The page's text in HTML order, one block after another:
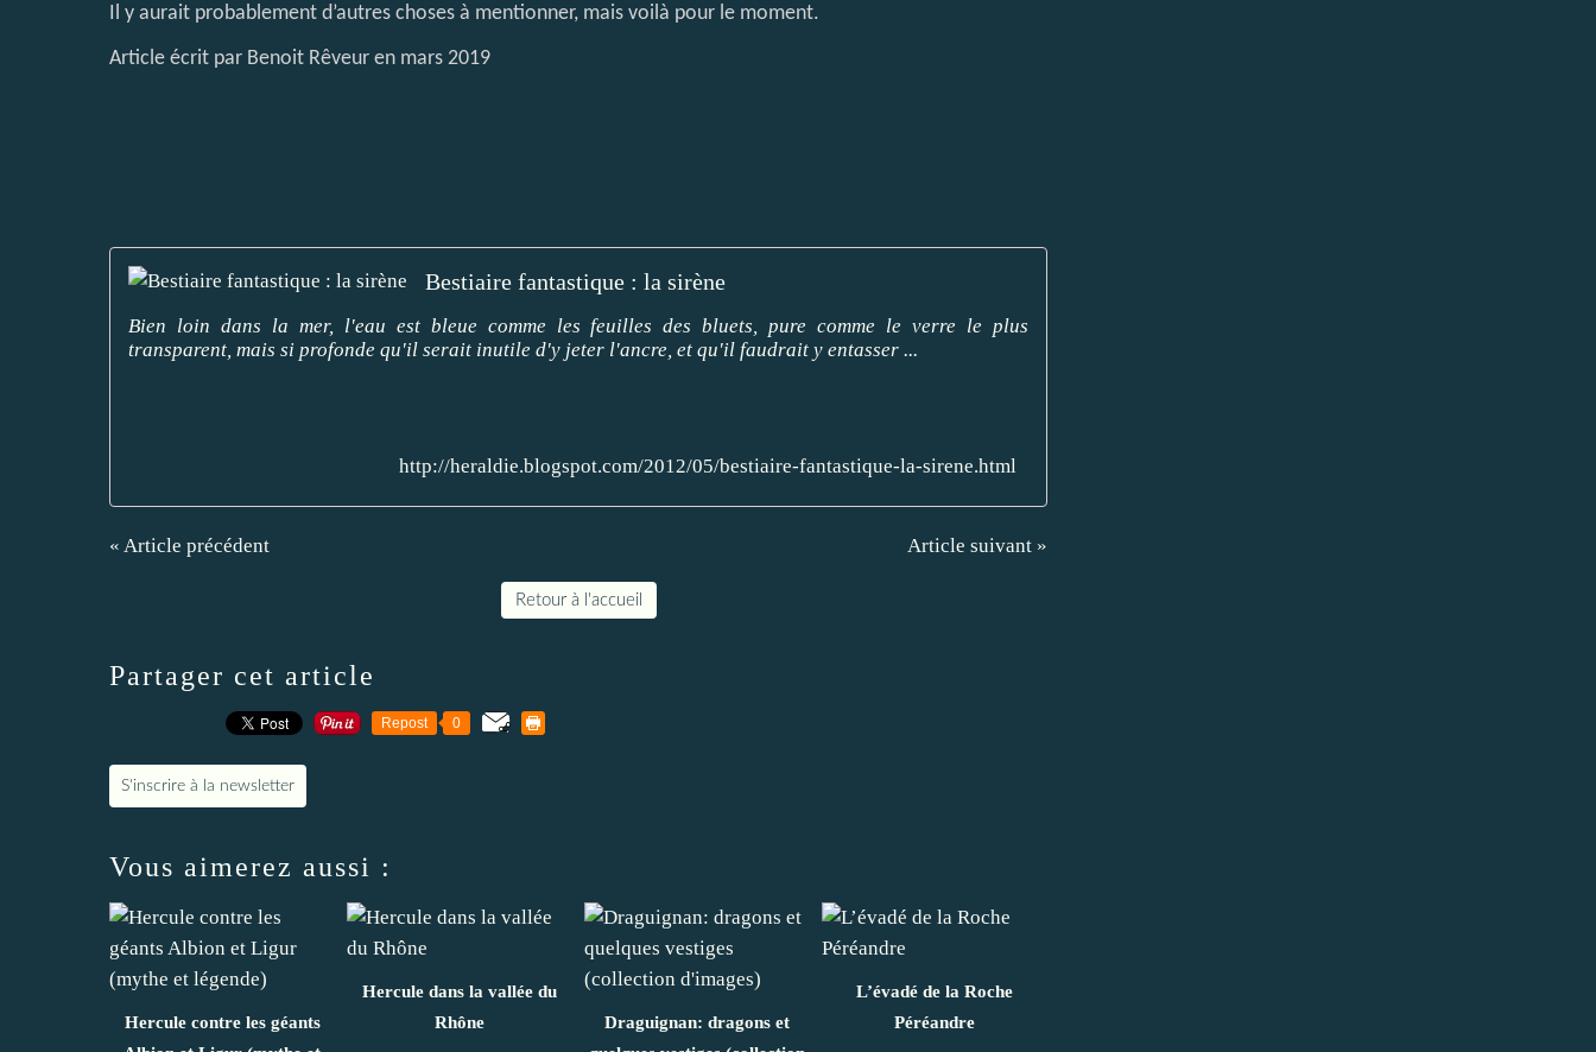
Il y aurait probablement d’autres choses à mentionner, mais voilà pour le moment.
Article écrit par Benoit Rêveur en mars 2019
Bestiaire fantastique : la sirène
Bien loin dans la mer, l'eau est bleue comme les feuilles des bluets, pure comme le verre le plus
transparent, mais si profonde qu'il serait inutile d'y jeter l'ancre, et qu'il faudrait y entasser ...
http://heraldie.blogspot.com/2012/05/bestiaire-fantastique-la-sirene.html
« Article précédent Article suivant »
Retour à l'accueil
Partager cet article
Repost 0
S'inscrire à la newsletter
Vous aimerez aussi :
Hercule contre les géants
Hercule dans la vallée du
Rhône
Draguignan: dragons et
L’évadé de la Roche
Péréandre